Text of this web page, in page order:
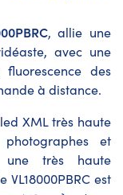
, allie une
avec une
des
à distance.
XML très haute
et
une très haute
VL18000PBRC est